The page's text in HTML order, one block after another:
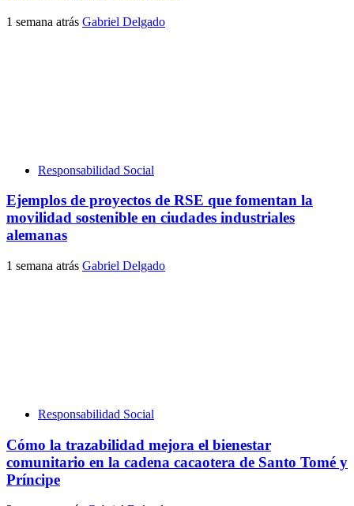
1 semana atrás Gabriel Delgado
Responsabilidad Social
Ejemplos de proyectos de RSE que fomentan la
movilidad sostenible en ciudades industriales
alemanas
1 semana atrás Gabriel Delgado
Responsabilidad Social
Cómo la trazabilidad mejora el bienestar
comunitario en la cadena cacaotera de Santo Tomé y
Príncipe